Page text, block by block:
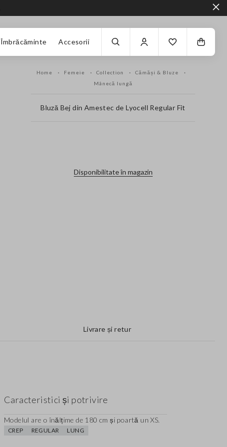
Îmbrăcăminte Accesorii
Home Femeie Collection
Cămăși & Bluze
Mânecă lungă
Bluză Bej din Amestec de Lyocell Regular Fit
Disponibilitate în magazin
Livrare și retur
Caracteristici și potrivire
Modelul are o înălțime de 180 cm și poartă un XS.
CREP REGULAR LUNG